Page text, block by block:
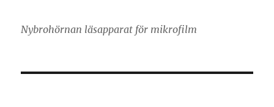
Nybrohörnan läsapparat för mikrofilm